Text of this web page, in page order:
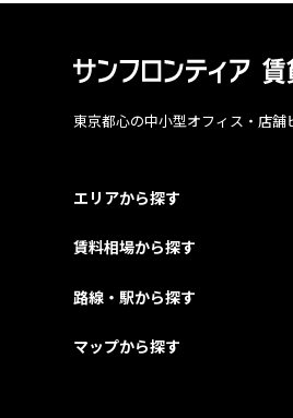
東京都心の中小型オフィス・店舗
エリアから探す
賃料相場から探す
路線・駅から探す
マップから探す